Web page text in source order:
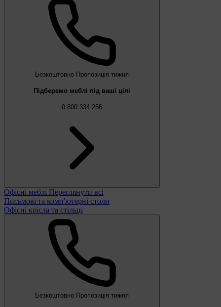
Безкоштовно Пропозиція тижня
Підберемо меблі під ваші цілі
0 800 334 256
Офісні меблі Переглянути всі
Письмові та комп'ютерні столи
Офісні крісла та стільці
Безкоштовно Пропозиція тижня